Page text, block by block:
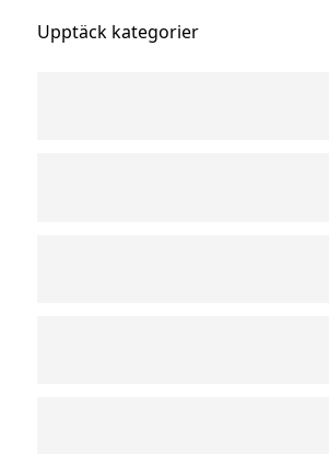
Upptäck kategorier